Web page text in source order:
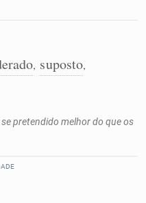
, suposto,
pretendido melhor do que os